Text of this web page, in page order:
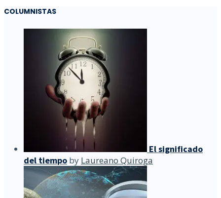
COLUMNISTAS
El significado
del tiempo by Laureano Quiroga